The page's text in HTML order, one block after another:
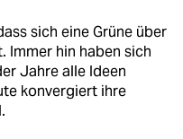
sich eine Grüne über
Immer hin haben sich
Jahre alle Ideen
konvergiert ihre